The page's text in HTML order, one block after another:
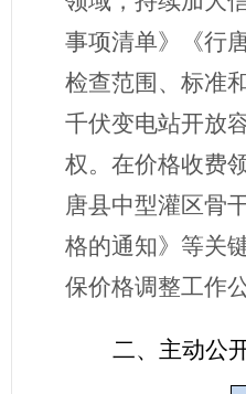
事项清单》《行
检查范围、标准
千伏变电站开放
权。在价格收费
唐县中型灌区骨
格的通知》等关
保价格调整工作
二、 主动公